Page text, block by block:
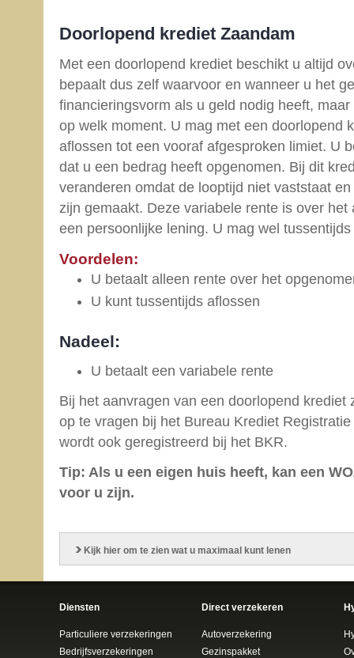
Doorlopend krediet Zaandam
Met een doorlopend krediet beschikt u altijd
bepaalt dus zelf waarvoor en wanneer u het
financieringsvorm als u geld nodig heeft,
op welk moment. U mag met een doorlopend
aflossen tot een vooraf afgesproken limiet. U
dat u een bedrag heeft opgenomen. Bij dit
veranderen omdat de looptijd niet vaststaat
zijn gemaakt. Deze variabele rente is over
een persoonlijke lening. U mag wel
Voordelen:
U betaalt alleen rente over het
U kunt tussentijds aflossen
Nadeel:
U betaalt een variabele rente
Bij het aanvragen van een doorlopend
op te vragen bij het Bureau Krediet
wordt ook geregistreerd bij het BKR.
Tip: Als u een eigen huis heeft, kan een
voor u zijn.
Kijk hier om te zien wat u maximaal kunt lenen
Diensten
Particuliere verzekeringen
Bedrijfsverzekeringen
Direct verzekeren
Autoverzekering
Gezinspakket